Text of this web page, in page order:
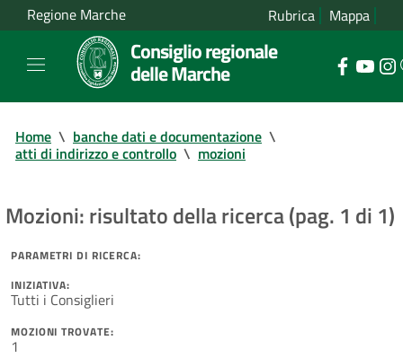
Regione Marche Rubrica Mappa
Consiglio regionale
delle Marche
Home \ banche dati e documentazione \
atti di indirizzo e controllo \ mozioni
Mozioni: risultato della ricerca (pag. 1 di 1)
PARAMETRI DI RICERCA:
INIZIATIVA:
Tutti i Consiglieri
MOZIONI TROVATE:
1